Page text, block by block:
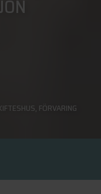
, FÖRVARING